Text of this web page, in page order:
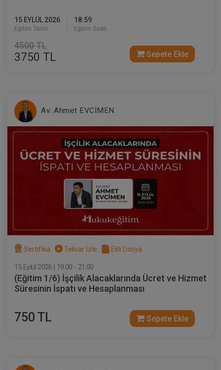
15 EYLÜL 2026
Eğitim Tarihi
18:59
Eğitim Saati
4500 TL
3750 TL Sepete Ekle
Av. Ahmet EVCİMEN
Sertifika Tekrar İzle Ekli Dosya
15 Eylül 2026 | 19:00 - 21:00
(Eğitim 1/6) İşçilik Alacaklarında Ücret ve Hizmet
Süresinin İspatı ve Hesaplanması
750 TL Sepete Ekle